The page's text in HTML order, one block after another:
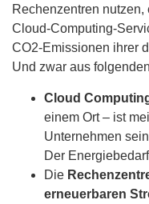
Rechenzentren
Cloud-Computing-
CO2-Emissionen ihrer
Und zwar aus
Cloud
einem Ort – ist
Unternehmen
Der
Die
erneuerbaren